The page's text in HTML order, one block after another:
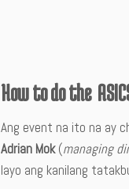
How to do the
Ang event na ito na ay
Adrian Mok(managing
layo ang kanilang